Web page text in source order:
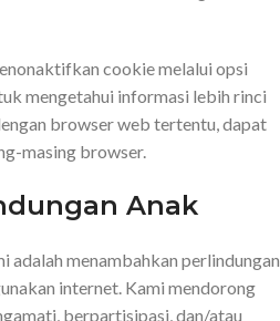
cookie melalui opsi
mengetahui informasi lebih rinci
browser web tertentu, dapat
masing browser.
Anak
adalah menambahkan perlindungan
internet. Kami mendorong
berpartisipasi, dan/atau